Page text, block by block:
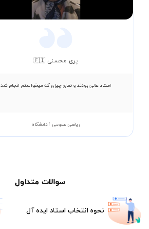
Video
پری محسنی 🇫🇮
استاد عالی بودند و تمای چیزی که میخواستم انجام شد
ریاضی عمومی 1 دانشگاه
سوالات متداول
نحوه انتخاب استاد ایده آل